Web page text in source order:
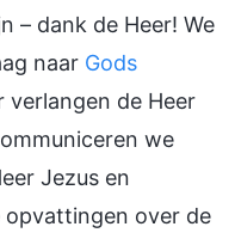
– dank de Heer! We
naar Gods
verlangen de Heer
we
Jezus en
opvattingen over de